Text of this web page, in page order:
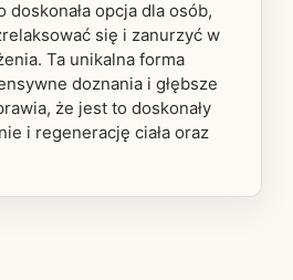
doskonała opcja dla osób,
się i zanurzyć w
Ta unikalna forma
doznania i głębsze
że jest to doskonały
i regenerację ciała oraz